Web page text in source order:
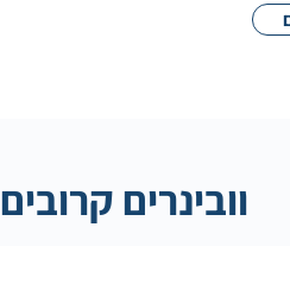
וובינרים קרובים